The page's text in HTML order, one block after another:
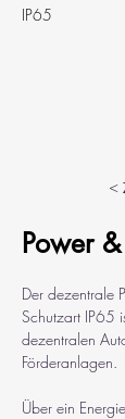
IP65
<
Power
Der dezentrale
Schutzart IP65
dezentralen
Förderanlagen.
Über ein